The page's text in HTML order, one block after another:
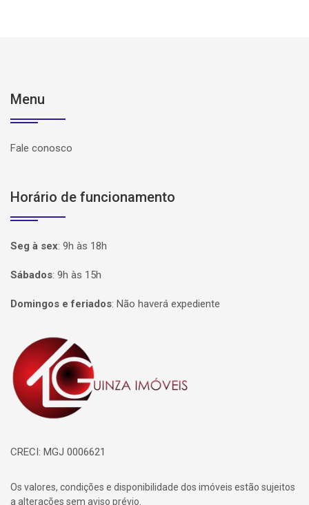
Menu
Fale conosco
Horário de funcionamento
Seg à sex: 9h às 18h
Sábados: 9h às 15h
Domingos e feriados: Não haverá expediente
Página inicial
CRECI: MGJ 0006621
Os valores, condições e disponibilidade dos imóveis estão sujeitos
a alterações sem aviso prévio.